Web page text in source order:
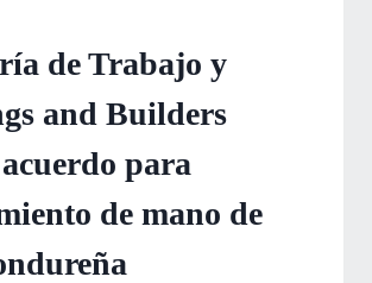
de Trabajo y
and Builders
para
de mano de